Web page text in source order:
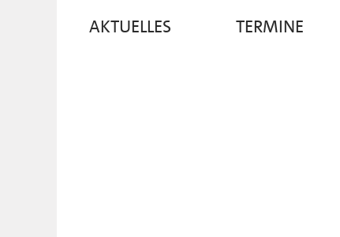
AKTUELLES TERMINE